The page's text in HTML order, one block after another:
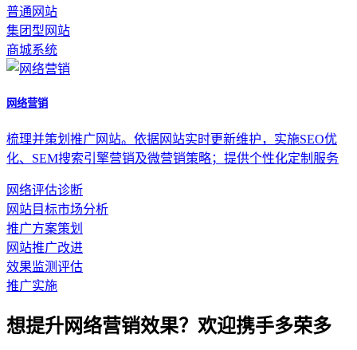
普通网站
集团型网站
商城系统
网络营销
梳理并策划推广网站。依据网站实时更新维护，实施SEO优
化、SEM搜索引擎营销及微营销策略；提供个性化定制服务
网络评估诊断
网站目标市场分析
推广方案策划
网站推广改进
效果监测评估
推广实施
想提升网络营销效果？欢迎携手多荣多